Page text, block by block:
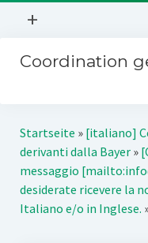
Menü
+
Mitmachen
Über uns
Kontakt
Impressum
Coordination
Kampagnen
BAYER-
Stichwort BAYER
Startseite » [italiano]
derivanti dalla Bayer»
messaggio
desiderate ricevere la
Italiano e/o in Inglese.